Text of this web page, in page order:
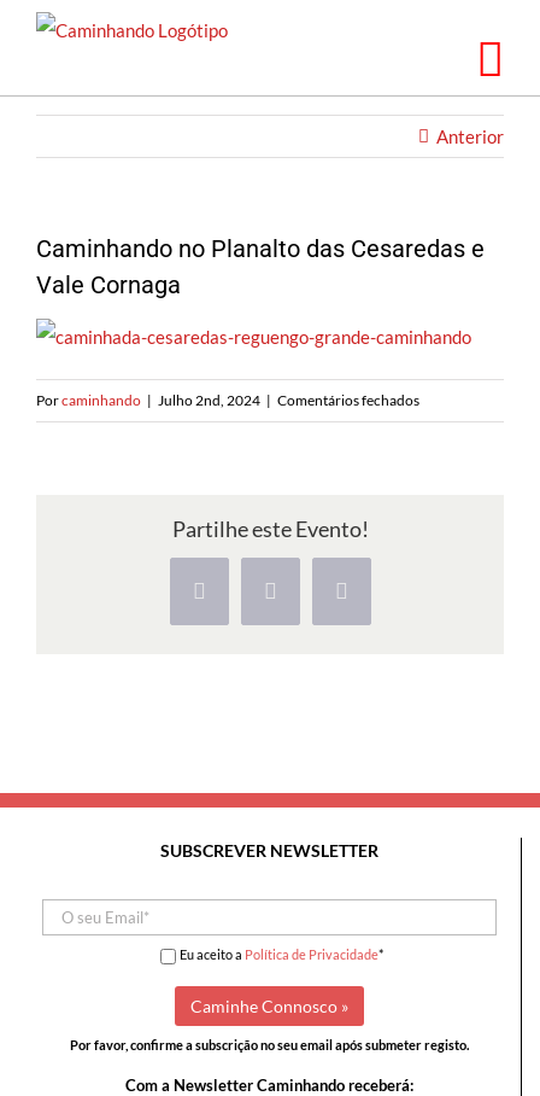
Saltar
Anterior
Caminhando no Planalto das Cesaredas e
Vale Cornaga
Porcaminhando | Julho 2nd, 2024 | Comentários fechadosem
Caminhando
Partilhe este Evento!
Facebook
X Pinterest
SUBSCREVER NEWSLETTER
Eu aceito a Política de Privacidade*
Por favor, confirme a subscrição no seu email após submeter registo.
Com a Newsletter Caminhando receberá: